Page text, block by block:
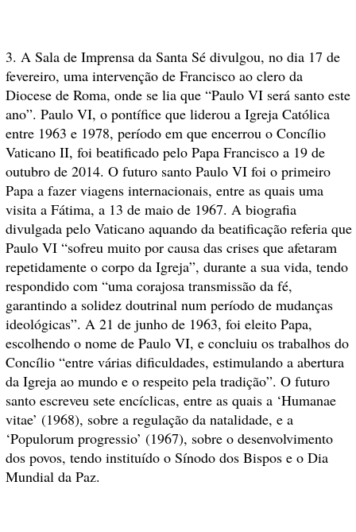
3. A Sala de Imprensa da Santa Sé divulgou, no dia 17 de
fevereiro, uma intervenção de Francisco ao clero da
Diocese de Roma, onde se lia que “Paulo VI será santo este
ano”. Paulo VI, o pontífice que liderou a Igreja Católica
entre 1963 e 1978, período em que encerrou o Concílio
Vaticano II, foi beatificado pelo Papa Francisco a 19 de
outubro de 2014. O futuro santo Paulo VI foi o primeiro
Papa a fazer viagens internacionais, entre as quais uma
visita a Fátima, a 13 de maio de 1967. A biografia
divulgada pelo Vaticano aquando da beatificação referia que
Paulo VI “sofreu muito por causa das crises que afetaram
repetidamente o corpo da Igreja”, durante a sua vida, tendo
respondido com “uma corajosa transmissão da fé,
garantindo a solidez doutrinal num período de mudanças
ideológicas”. A 21 de junho de 1963, foi eleito Papa,
escolhendo o nome de Paulo VI, e concluiu os trabalhos do
Concílio “entre várias dificuldades, estimulando a abertura
da Igreja ao mundo e o respeito pela tradição”. O futuro
santo escreveu sete encíclicas, entre as quais a ‘Humanae
vitae’ (1968), sobre a regulação da natalidade, e a
‘Populorum progressio’ (1967), sobre o desenvolvimento
dos povos, tendo instituído o Sínodo dos Bispos e o Dia
Mundial da Paz.